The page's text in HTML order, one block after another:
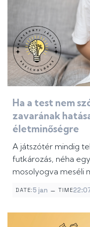
Ha a test nem
zavarának
életminőségre
A játszótér mindig
futkározás, néha
mosolyogva meséli
DATE:5 jan – TIME